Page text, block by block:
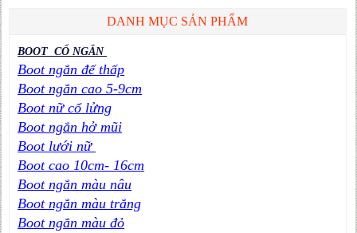
DANH MỤC SẢN PHẨM
BOOT CỔ NGẮN
Boot ngắn đế thấp
Boot ngắn cao 5-9cm
Boot nữ cổ lửng
Boot ngắn hở mũi
Boot lưới nữ
Boot cao 10cm- 16cm
Boot ngắn màu nâu
Boot ngắn màu trắng
Boot ngắn màu đỏ